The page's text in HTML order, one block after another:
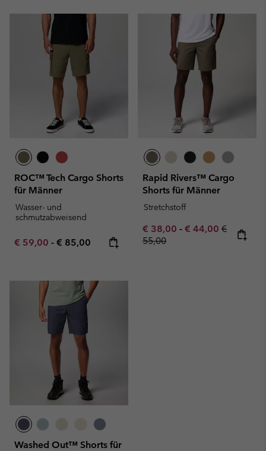
ROC™ Tech Cargo Shorts
für Männer
Wasser- und
schmutzabweisend
Minimum sale price:
€ 59,00 - Maximum price:
€ 85,00
Rapid Rivers™ Cargo
Shorts für Männer
Stretchstoff
Minimum sale price:
€ 38,00 - Maximum sale
€ 44,00 Regular
€
55,00
Washed Out™ Shorts für